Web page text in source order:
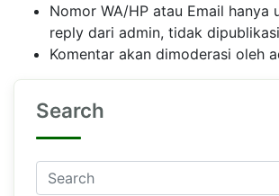
Nomor WA/HP atau Email hanya
reply dari admin, tidak
Komentar akan dimoderasi oleh
Search